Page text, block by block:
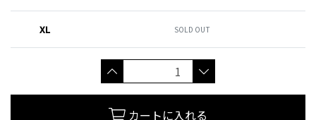
XL SOLD OUT
カートに入れる